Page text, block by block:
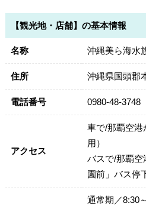
【観光地・店舗】の基本情報
名称 沖縄美ら海水
住所 沖縄県国頭郡
電話番号 0980-48-3748
アクセス
車で/那覇空港
用）
バスで/那覇空
園前」バス停
通常期／8:30